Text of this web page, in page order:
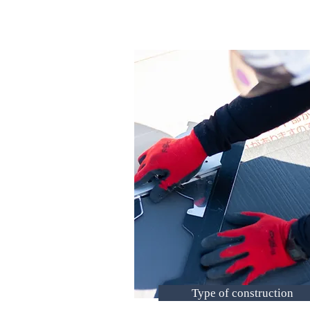
Type of construction